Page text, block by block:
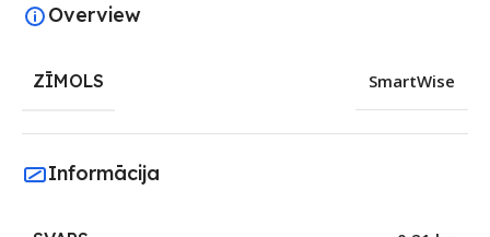
Overview
ZĪMOLS SmartWise
Informācija